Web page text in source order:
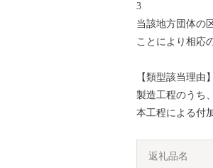
3
当該地方団体の
ことにより相応
【類型該当理由】
製造工程のうち
本工程による付
返礼品名